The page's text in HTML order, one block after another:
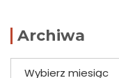
Archiwa